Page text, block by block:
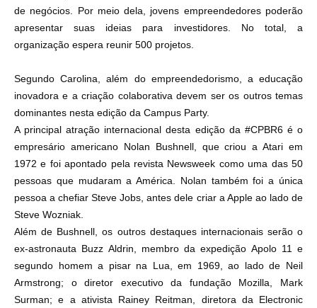
de negócios. Por meio dela, jovens empreendedores poderão
apresentar suas ideias para investidores. No total, a
organização espera reunir 500 projetos.
Segundo Carolina, além do empreendedorismo, a educação
inovadora e a criação colaborativa devem ser os outros temas
dominantes nesta edição da Campus Party.
A principal atração internacional desta edição da #CPBR6 é o
empresário americano Nolan Bushnell, que criou a Atari em
1972 e foi apontado pela revista Newsweek como uma das 50
pessoas que mudaram a América. Nolan também foi a única
pessoa a chefiar Steve Jobs, antes dele criar a Apple ao lado de
Steve Wozniak.
Além de Bushnell, os outros destaques internacionais serão o
ex-astronauta Buzz Aldrin, membro da expedição Apolo 11 e
segundo homem a pisar na Lua, em 1969, ao lado de Neil
Armstrong; o diretor executivo da fundação Mozilla, Mark
Surman; e a ativista Rainey Reitman, diretora da Electronic